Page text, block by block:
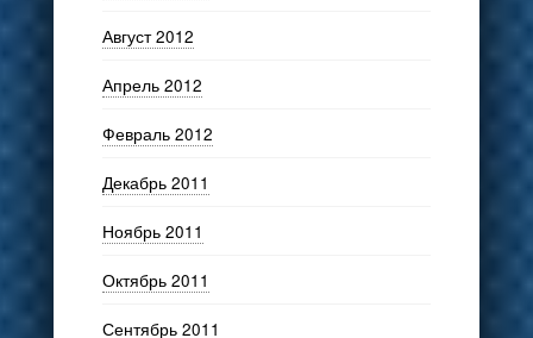
Август 2012
Апрель 2012
Февраль 2012
Декабрь 2011
Ноябрь 2011
Октябрь 2011
Сентябрь 2011